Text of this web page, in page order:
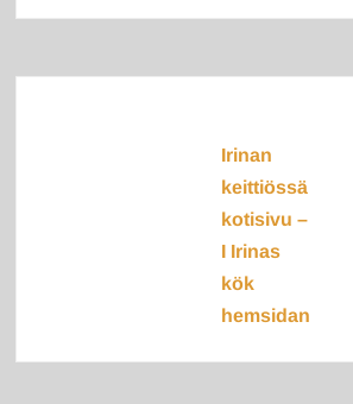
Irinan
keittiössä
kotisivu –
I Irinas
kök
hemsidan